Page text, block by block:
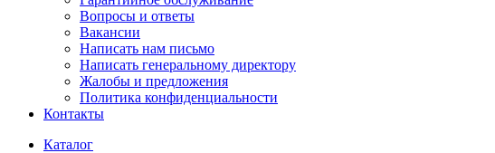
Вопросы и ответы
Вакансии
Написать нам письмо
Написать генеральному директору
Жалобы и предложения
Политика конфиденциальности
Контакты
Каталог